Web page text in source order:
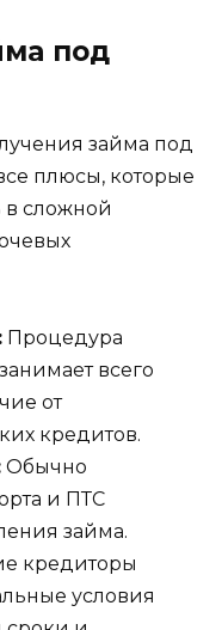
под
займа под
плюсы, которые
в сложной
Процедура
всего
от
кредитов.
Обычно
и ПТС
займа.
кредиторы
условия